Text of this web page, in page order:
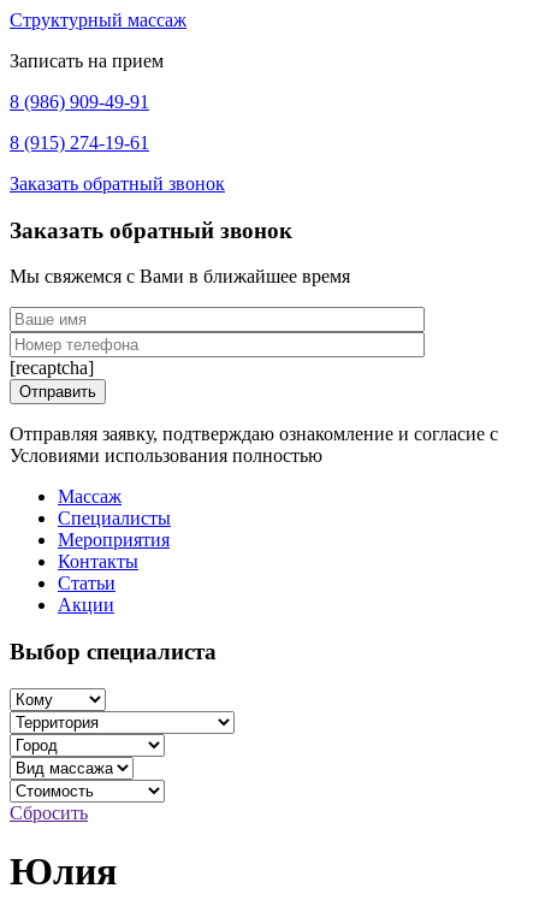
Структурный массаж
Записать на прием
8 (986) 909-49-91
8 (915) 274-19-61
Заказать обратный звонок
Заказать обратный звонок
Мы свяжемся с Вами в ближайшее время
[recaptcha]
Отправляя заявку, подтверждаю ознакомление и согласие с
Условиями использования полностью
Массаж
Специалисты
Мероприятия
Контакты
Статьи
Акции
Выбор специалиста
Сбросить
Юлия